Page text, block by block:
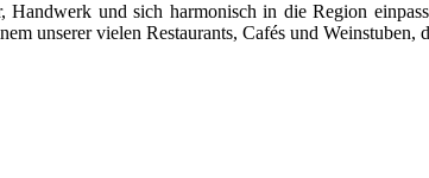
und sich harmonisch in die Region
unserer vielen Restaurants, Cafés und